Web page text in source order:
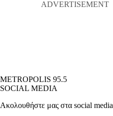
METROPOLIS 95.5
SOCIAL MEDIA
Ακολουθήστε μας στα social media